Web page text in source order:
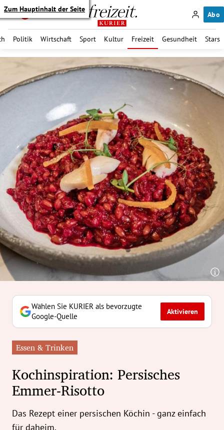
Zum Hauptinhalt der Seite
Abo
Politik Wirtschaft Sport Kultur Freizeit Gesundheit Stars
Untermenü
Untermenü
Untermenü
Untermenü
Untermenü
Untermenü
Untermenü
Untermenü
Untermenü
Wählen Sie KURIER als bevorzugte
Google-Quelle
Aktivieren
Essen & Trinken
Kochinspiration: Persisches
Emmer-Risotto
Das Rezept einer persischen Köchin - ganz einfach
für daheim.